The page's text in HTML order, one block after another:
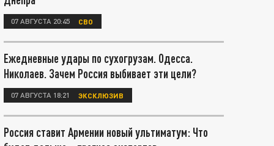
07 АВГУСТА 20:45 СВО
Ежедневные удары по сухогрузам. Одесса.
Николаев. Зачем Россия выбивает эти цели?
07 АВГУСТА 18:21 ЭКСКЛЮЗИВ
Россия ставит Армении новый ультиматум: Что